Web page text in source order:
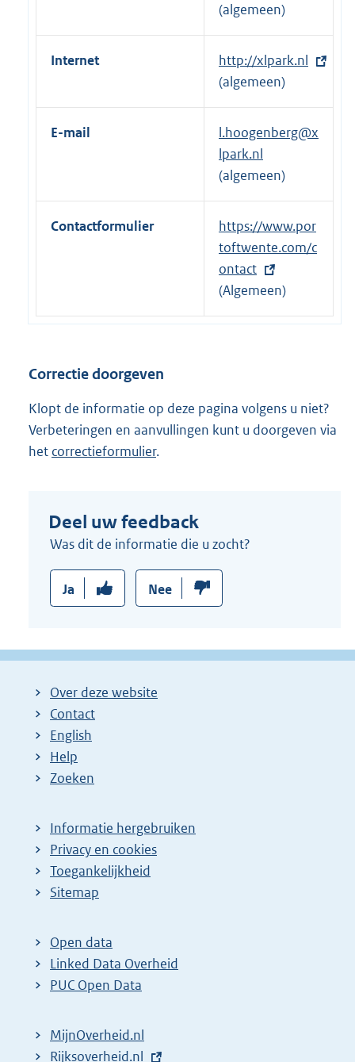
(algemeen)
Internet
E
x
t
e
r
n
i
n
k
:
http://xlpark.nl
(algemeen)
E-mail
l.hoogenberg@x
lpark.nl
(algemeen)
Contactformulier
E
x
t
e
r
n
k
https://www.por
toftwente.com/c
ontact
(Algemeen)
Correctie doorgeven
Klopt de informatie op deze pagina volgens u niet?
Verbeteringen en aanvullingen kunt u doorgeven via
het correctieformulier.
Deel uw feedback
Was dit de informatie die u zocht?
Ja Nee
Over deze website
Contact
English
Help
Zoeken
Informatie hergebruiken
Privacy en cookies
Toegankelijkheid
Sitemap
Open data
Linked Data Overheid
PUC Open Data
MijnOverheid.nl
E
Rijksoverheid.nl